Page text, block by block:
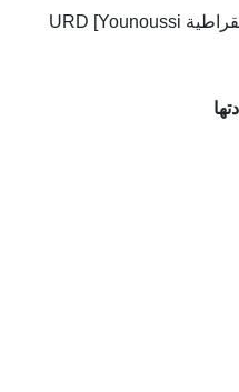
الاتحاد من أجل الديمقراطية والديمقراطية URD [Younoussi